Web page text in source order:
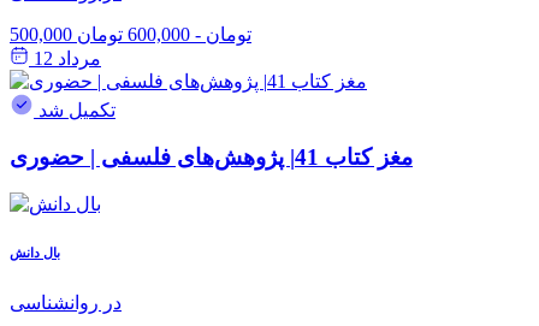
500,000 تومان - 600,000 تومان
مرداد 12
تکمیل شد
مغز کتاب 41| پژوهش‌های فلسفی | حضوری
بال دانش
در روانشناسی